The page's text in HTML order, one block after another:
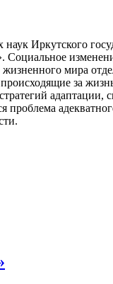
Иркутского
мира
за